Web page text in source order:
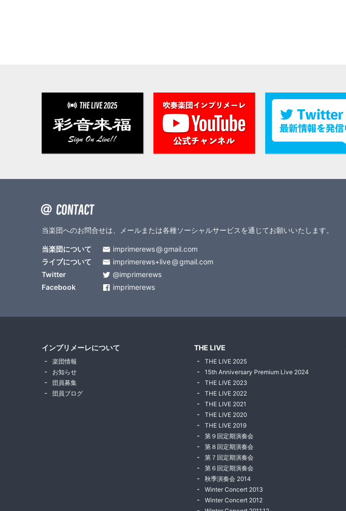
当楽団へのお問合せは、メールまたは各種ソーシャルサービスを通じてお願いいたします。
当楽団について imprimerews
gmail.com
ライブについて
imprimerews+live
gmail.com
Twitter
@imprimerews
Facebook
imprimerews
インプリメーレについて
楽団情報
お知らせ
団員募集
団員ブログ
THE LIVE
THE LIVE 2025
15th Anniversary Premium Live 2024
THE LIVE 2023
THE LIVE 2022
THE LIVE 2021
THE LIVE 2020
THE LIVE 2019
第９回定期演奏会
第８回定期演奏会
第７回定期演奏会
第６回定期演奏会
秋季演奏会 2014
Winter Concert 2013
Winter Concert 2012